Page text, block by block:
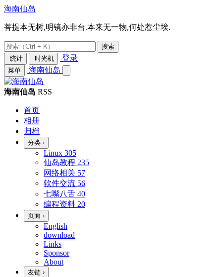
海南仙岛
菩提本无树,明镜亦非台.本来无一物,何处惹尘埃.
搜索
统计
时光机 登录
菜单 海南仙岛
海南仙岛 RSS
首页
相册
归档
分类 ›
Linux 305
仙岛教程 235
网络相关 57
软件交流 56
七嘴八舌 40
编程资料 20
页面 ›
English
download
Links
Sponsor
About
友链 ›